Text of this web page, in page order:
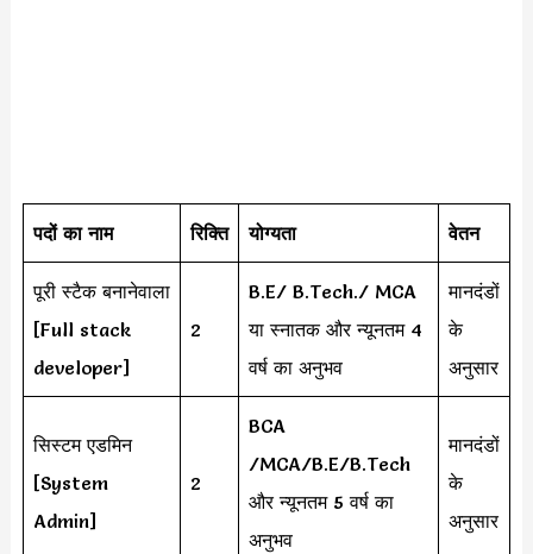
पदों का नाम रिक्ति योग्यता वेतन
पूरी स्टैक बनानेवाला
[Full stack
developer]
2
B.E/ B.Tech./ MCA
या स्नातक और न्यूनतम 4
वर्ष का अनुभव
मानदंडों
के
अनुसार
सिस्टम एडमिन
[System
Admin]
2
BCA
/MCA/B.E/B.Tech
और न्यूनतम 5 वर्ष का
अनुभव
मानदंडों
के
अनुसार